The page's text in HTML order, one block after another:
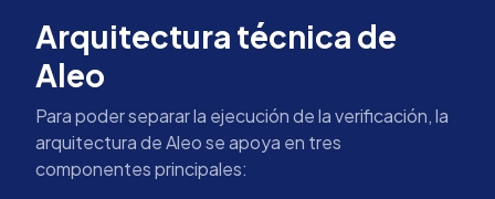
Arquitectura técnica de
Aleo
Para poder separar la ejecución de la verificación, la
arquitectura de Aleo se apoya en tres
componentes principales: